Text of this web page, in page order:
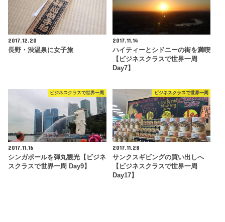
2017.12.20
長野・渋温泉に女子旅
2017.11.14
ハイティーとシドニーの街を満喫
【ビジネスクラスで世界一周
Day7】
ビジネスクラスで世界一周
2017.11.16
シンガポールを弾丸観光【ビジネ
スクラスで世界一周 Day9】
ビジネスクラスで世界一周
2017.11.28
サンクスギビングの買い出しへ
【ビジネスクラスで世界一周
Day17】